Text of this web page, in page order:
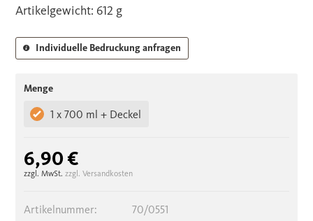
Artikelgewicht: 612 g
Individuelle Bedruckung anfragen
Menge
1 x 700 ml + Deckel
6,90 €
zzgl. MwSt. zzgl. Versandkosten
Artikelnummer: 70/0551